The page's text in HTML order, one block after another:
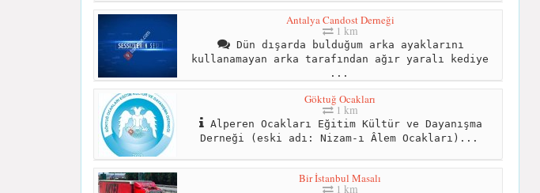
Antalya Candost Derneği
1 km
Dün dışarda bulduğum arka ayaklarını
kullanamayan arka tarafından ağır yaralı kediye
...
Göktuğ Ocakları
1 km
Alperen Ocakları Eğitim Kültür ve Dayanışma
Derneği (eski adı: Nizam-ı Âlem Ocakları)...
Bir İstanbul Masalı
1 km